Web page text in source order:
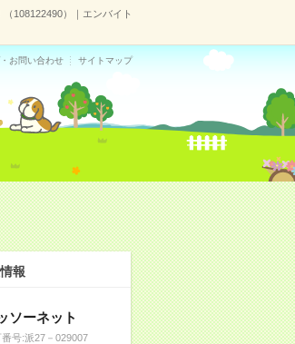
108122490）｜エンバイト
お問い合わせ サイトマップ
報
ソーネット
号:派27－029007